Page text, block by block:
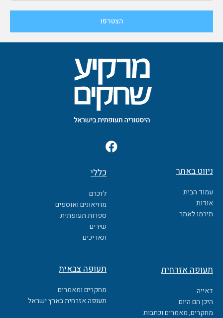
F
a
e
b
o
o
k
ניווט באתר
עמוד הבית
אודות
תירמו לאתר
כללי
לזכרם
מוזיאונים ואוספים
ספרות תעופתית
שירים
תאריכים
תעופה אזרחית
דאייה
היכן הם היום
מחקרים, מאמרים וכתבות
תעופה צבאית
מחקרים ומאמרים
תעופה אזרחית בארץ ישראל